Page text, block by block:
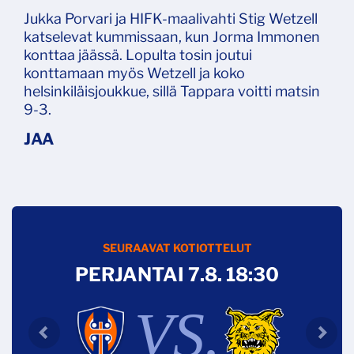
Jukka Porvari ja HIFK-maalivahti Stig Wetzell
katselevat kummissaan, kun Jorma Immonen
konttaa jäässä. Lopulta tosin joutui
konttamaan myös Wetzell ja koko
helsinkiläisjoukkue, sillä Tappara voitti matsin
9-3.
SEURAAVAT KOTIOTTELUT
PERJANTAI 7.8. 18:30
VS.